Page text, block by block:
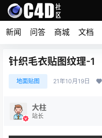
新闻 问答 商城 文档
针织毛衣贴图纹理-1
地面贴图 21年10月19日
大柱
站长